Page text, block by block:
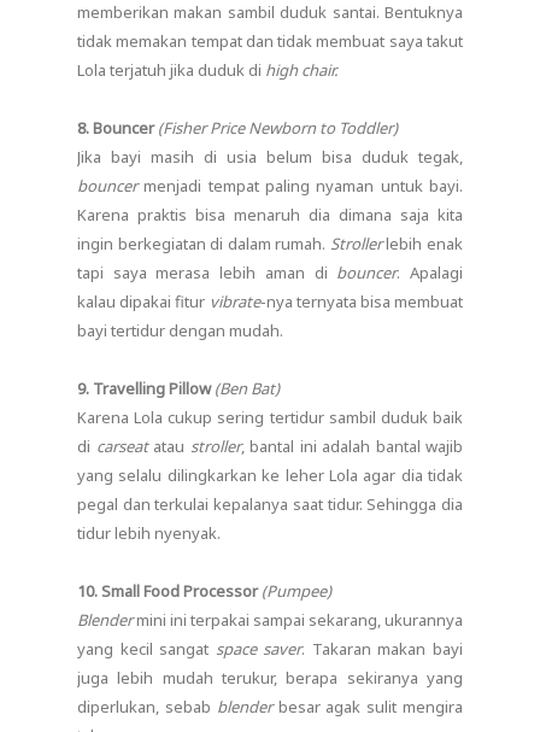
memberikan makan sambil duduk santai. Bentuknya
tidak memakan tempat dan tidak membuat saya takut
Lola terjatuh jika duduk di high chair.
8. Bouncer (Fisher Price Newborn to Toddler)
Jika bayi masih di usia belum bisa duduk tegak,
bouncermenjadi tempat paling nyaman untuk bayi.
Karena praktis bisa menaruh dia dimana saja kita
ingin berkegiatan di dalam rumah. Strollerlebih enak
tapi saya merasa lebih aman di bouncer. Apalagi
kalau dipakai fitur vibrate-nya ternyata bisa membuat
bayi tertidur dengan mudah.
9. Travelling Pillow (Ben Bat)
Karena Lola cukup sering tertidur sambil duduk baik
di carseatatau stroller, bantal ini adalah bantal wajib
yang selalu dilingkarkan ke leher Lola agar dia tidak
pegal dan terkulai kepalanya saat tidur. Sehingga dia
tidur lebih nyenyak.
10. Small Food Processor (Pumpee)
Blendermini ini terpakai sampai sekarang, ukurannya
yang kecil sangat space saver. Takaran makan bayi
juga lebih mudah terukur, berapa sekiranya yang
diperlukan, sebab blenderbesar agak sulit mengira